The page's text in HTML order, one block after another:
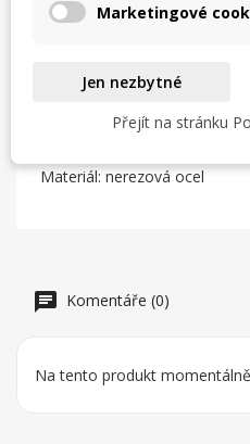
Síto na halušky a játrové
rozměr vnitřku vany 540 x
rozměr základny 560x200
Průměr perforace 9 mm
Materiál: nerezová ocel
Komentáře (0)
Na tento produkt
Marketingové
Jen nezbytné
Přejít na stránku